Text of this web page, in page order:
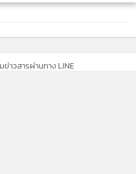
าวสารผ่านทาง LINE